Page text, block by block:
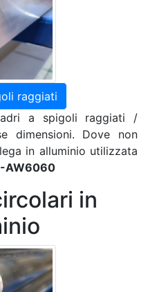
raggiati
a spigoli raggiati /
dimensioni. Dove non
in alluminio utilizzata
AW6060
in